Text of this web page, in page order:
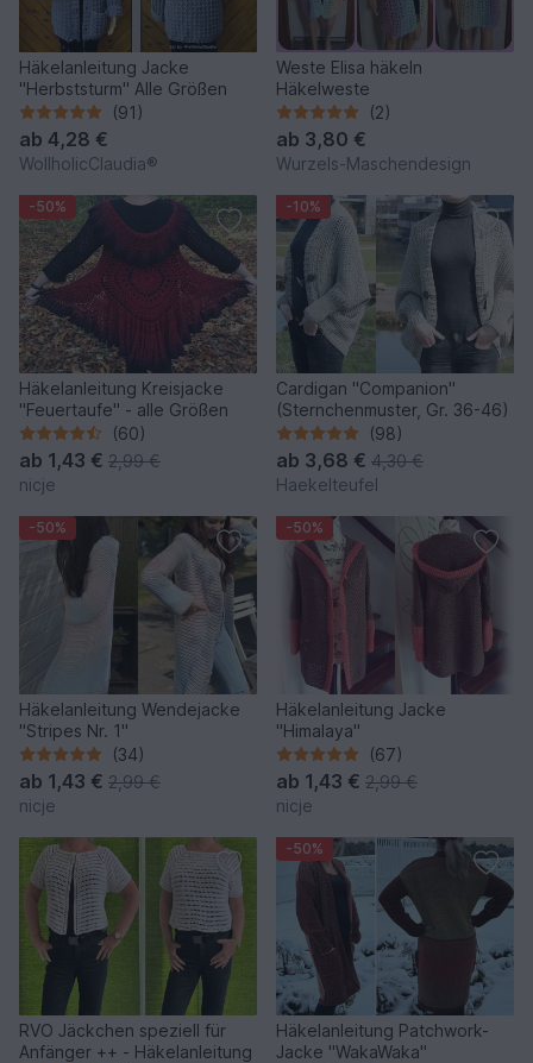
Häkelanleitung Jacke
"Herbststurm" Alle Größen
(91)
ab 4,28 €
WollholicClaudia®
Weste Elisa häkeln
Häkelweste
(2)
ab 3,80 €
Wurzels-Maschendesign
-50%
Häkelanleitung Kreisjacke
"Feuertaufe" - alle Größen
(60)
ab 1,43 € 2,99 €
nicje
-10%
Cardigan "Companion"
(Sternchenmuster, Gr. 36-46)
(98)
ab 3,68 € 4,30 €
Haekelteufel
-50%
Häkelanleitung Wendejacke
"Stripes Nr. 1"
(34)
ab 1,43 € 2,99 €
nicje
-50%
Häkelanleitung Jacke
"Himalaya"
(67)
ab 1,43 € 2,99 €
nicje
RVO Jäckchen speziell für
Anfänger ++ - Häkelanleitung
-50%
Häkelanleitung Patchwork-
Jacke "WakaWaka"